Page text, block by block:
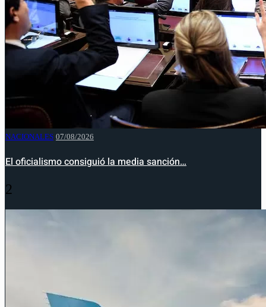
NACIONALES 07/08/2026
El oficialismo consiguió la media sanción…
2